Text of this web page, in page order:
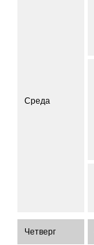
Среда
Четверг